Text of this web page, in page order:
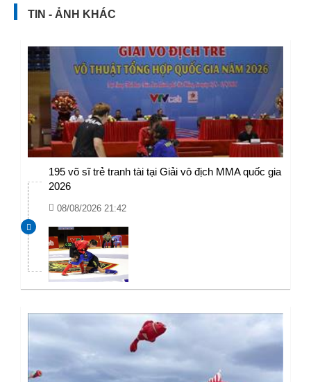
TIN - ẢNH KHÁC
195 võ sĩ trẻ tranh tài tại Giải vô địch MMA quốc gia
2026
08/08/2026 21:42